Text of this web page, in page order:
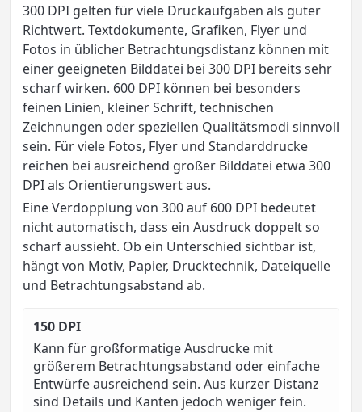
300 DPI gelten für viele Druckaufgaben als guter
Richtwert. Textdokumente, Grafiken, Flyer und
Fotos in üblicher Betrachtungsdistanz können mit
einer geeigneten Bilddatei bei 300 DPI bereits sehr
scharf wirken. 600 DPI können bei besonders
feinen Linien, kleiner Schrift, technischen
Zeichnungen oder speziellen Qualitätsmodi sinnvoll
sein. Für viele Fotos, Flyer und Standarddrucke
reichen bei ausreichend großer Bilddatei etwa 300
DPI als Orientierungswert aus.
Eine Verdopplung von 300 auf 600 DPI bedeutet
nicht automatisch, dass ein Ausdruck doppelt so
scharf aussieht. Ob ein Unterschied sichtbar ist,
hängt von Motiv, Papier, Drucktechnik, Dateiquelle
und Betrachtungsabstand ab.
150 DPI
Kann für großformatige Ausdrucke mit
größerem Betrachtungsabstand oder einfache
Entwürfe ausreichend sein. Aus kurzer Distanz
sind Details und Kanten jedoch weniger fein.